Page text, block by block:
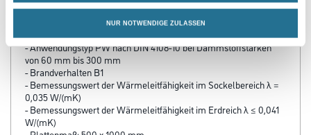
NUR NOTWENDIGE ZULASSEN
- Anwendungstyp PW nach DIN 4108-10 bei Dämmstoffstärken
von 60 mm bis 300 mm
- Brandverhalten B1
- Bemessungswert der Wärmeleitfähigkeit im Sockelbereich λ =
0,035 W/(mK)
- Bemessungswert der Wärmeleitfähigkeit im Erdreich λ ≤ 0,041
W/(mK)